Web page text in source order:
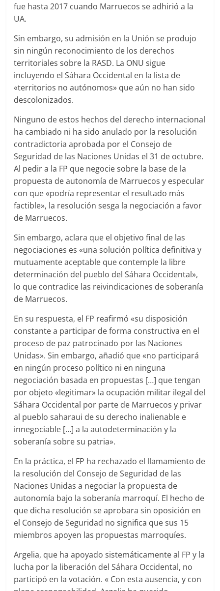
fue hasta 2017 cuando Marruecos se adhirió a la
UA.
Sin embargo, su admisión en la Unión se produjo
sin ningún reconocimiento de los derechos
territoriales sobre la RASD. La ONU sigue
incluyendo el Sáhara Occidental en la lista de
«territorios no autónomos» que aún no han sido
descolonizados.
Ninguno de estos hechos del derecho internacional
ha cambiado ni ha sido anulado por la resolución
contradictoria aprobada por el Consejo de
Seguridad de las Naciones Unidas el 31 de octubre.
Al pedir a la FP que negocie sobre la base de la
propuesta de autonomía de Marruecos y especular
con que «podría representar el resultado más
factible», la resolución sesga la negociación a favor
de Marruecos.
Sin embargo, aclara que el objetivo final de las
negociaciones es «una solución política definitiva y
mutuamente aceptable que contemple la libre
determinación del pueblo del Sáhara Occidental»,
lo que contradice las reivindicaciones de soberanía
de Marruecos.
En su respuesta, el FP reafirmó «su disposición
constante a participar de forma constructiva en el
proceso de paz patrocinado por las Naciones
Unidas». Sin embargo, añadió que «no participará
en ningún proceso político ni en ninguna
negociación basada en propuestas […] que tengan
por objeto «legitimar» la ocupación militar ilegal del
Sáhara Occidental por parte de Marruecos y privar
al pueblo saharaui de su derecho inalienable e
innegociable […] a la autodeterminación y la
soberanía sobre su patria».
En la práctica, el FP ha rechazado el llamamiento de
la resolución del Consejo de Seguridad de las
Naciones Unidas a negociar la propuesta de
autonomía bajo la soberanía marroquí. El hecho de
que dicha resolución se aprobara sin oposición en
el Consejo de Seguridad no significa que sus 15
miembros apoyen las propuestas marroquíes.
Argelia, que ha apoyado sistemáticamente al FP y la
lucha por la liberación del Sáhara Occidental, no
participó en la votación. « Con esta ausencia, y con